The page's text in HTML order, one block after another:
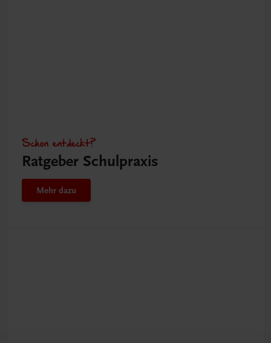
Schon entdeckt?
Ratgeber Schulpraxis
Mehr dazu